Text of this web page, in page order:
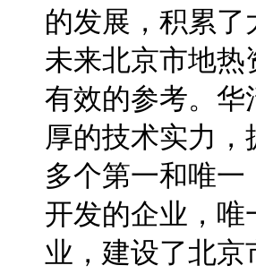
的发展，积累
未来北京市地热
有效的参考。华
厚的技术实力
多个第一和唯
开发的企业，
业，建设了北